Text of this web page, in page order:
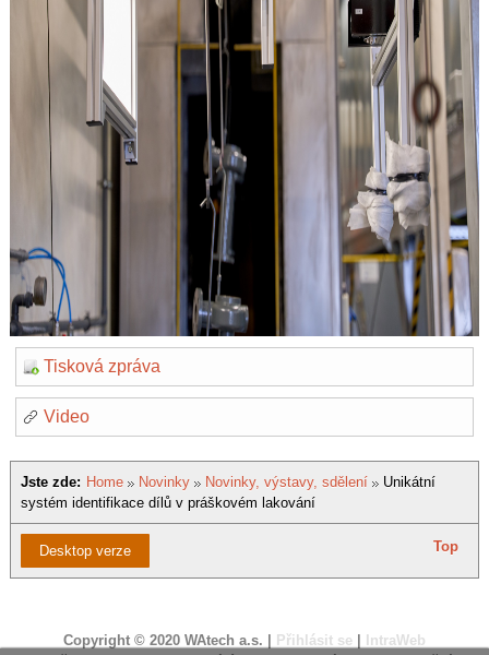
Tisková zpráva
Video
Jste zde: Home Novinky Novinky, výstavy, sdělení
Unikátní
systém identifikace dílů v práškovém lakování
Desktop verze Top
Copyright © 2020 WAtech a.s. | Přihlásit se
IntraWeb